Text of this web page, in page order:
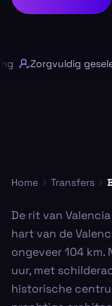
Zorgvuldig
Home Transfers
De rit van
hart van de
ongeveer 104 km.
uur, met
historische